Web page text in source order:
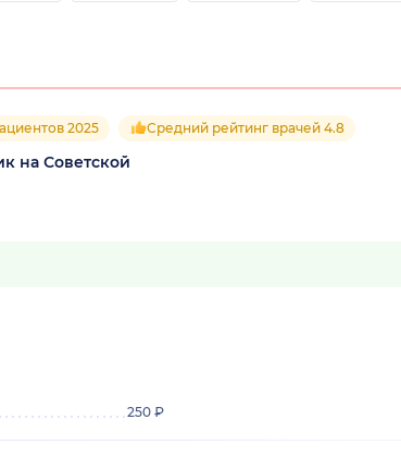
2025 Средний рейтинг врачей 4.8
на Советской
250 ₽